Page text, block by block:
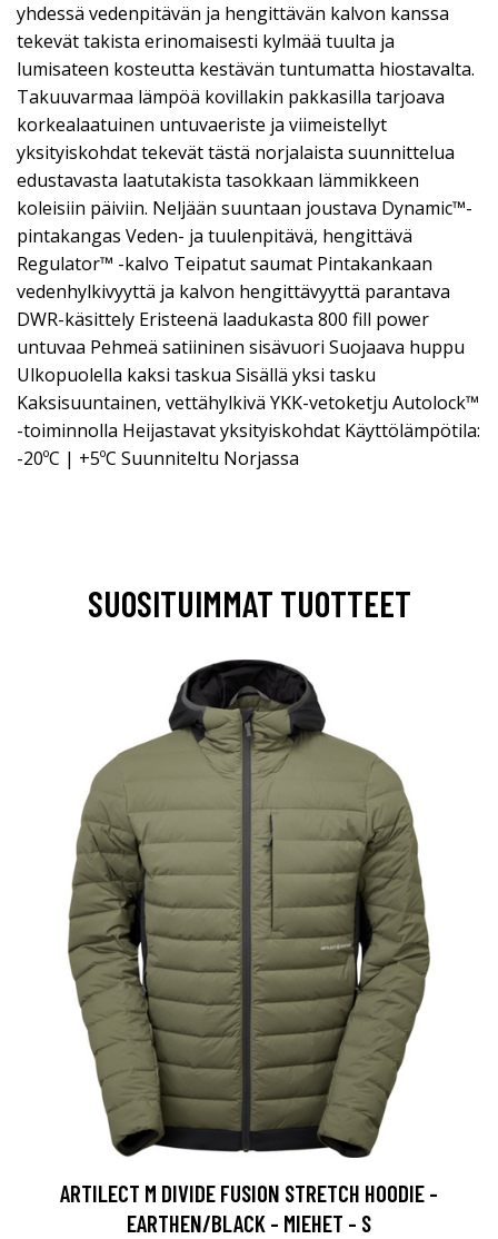
yhdessä vedenpitävän ja hengittävän kalvon kanssa
tekevät takista erinomaisesti kylmää tuulta ja
lumisateen kosteutta kestävän tuntumatta hiostavalta.
Takuuvarmaa lämpöä kovillakin pakkasilla tarjoava
korkealaatuinen untuvaeriste ja viimeistellyt
yksityiskohdat tekevät tästä norjalaista suunnittelua
edustavasta laatutakista tasokkaan lämmikkeen
koleisiin päiviin. Neljään suuntaan joustava Dynamic™-
pintakangas Veden- ja tuulenpitävä, hengittävä
Regulator™ -kalvo Teipatut saumat Pintakankaan
vedenhylkivyyttä ja kalvon hengittävyyttä parantava
DWR-käsittely Eristeenä laadukasta 800 fill power
untuvaa Pehmeä satiininen sisävuori Suojaava huppu
Ulkopuolella kaksi taskua Sisällä yksi tasku
Kaksisuuntainen, vettähylkivä YKK-vetoketju Autolock™
-toiminnolla Heijastavat yksityiskohdat Käyttölämpötila:
-20ºC | +5ºC Suunniteltu Norjassa
SUOSITUIMMAT TUOTTEET
ARTILECT M DIVIDE FUSION STRETCH HOODIE -
EARTHEN/BLACK - MIEHET - S